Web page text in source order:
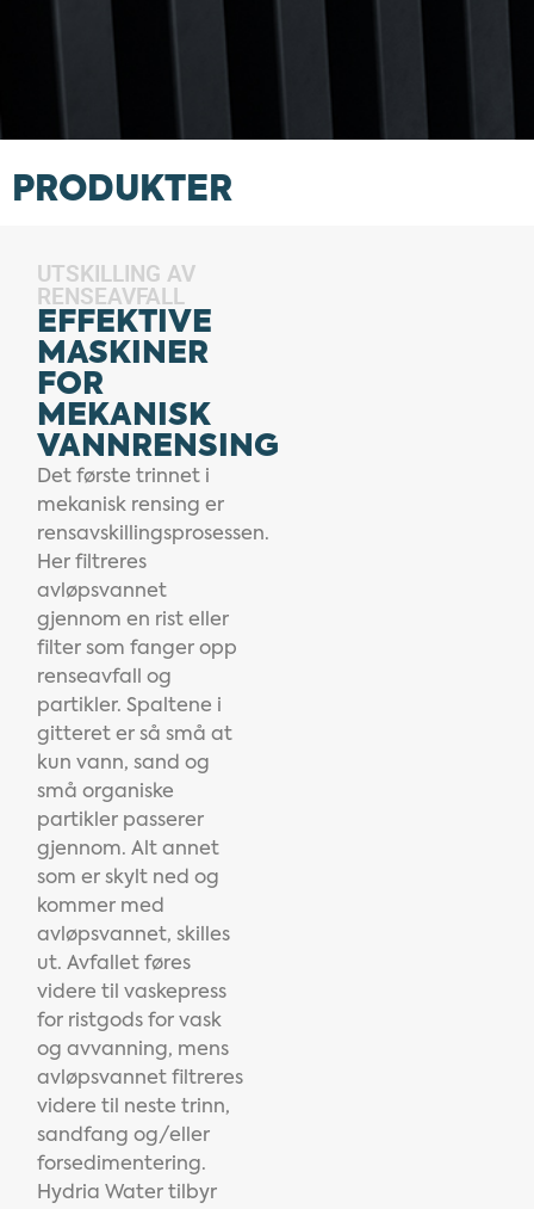
PRODUKTER
UTSKILLING AV
RENSEAVFALL
EFFEKTIVE
MASKINER
FOR
MEKANISK
VANNRENSING
Det første trinnet i
mekanisk rensing er
rensavskillingsprosessen.
Her filtreres
avløpsvannet
gjennom en rist eller
filter som fanger opp
renseavfall og
partikler. Spaltene i
gitteret er så små at
kun vann, sand og
små organiske
partikler passerer
gjennom. Alt annet
som er skylt ned og
kommer med
avløpsvannet, skilles
ut.Avfallet føres
videre til vaskepress
for ristgods for vask
og avvanning, mens
avløpsvannet filtreres
videre til neste trinn,
sandfang og/eller
forsedimentering.
Hydria Water tilbyr